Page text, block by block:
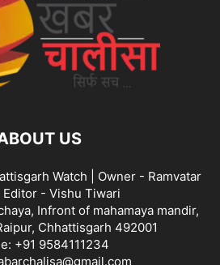
US
Watch | Owner - Ramvatar
- Vishu Tiwari
Infront of mahamaya mandir,
Chhattisgarh 492001
+91 9584111234